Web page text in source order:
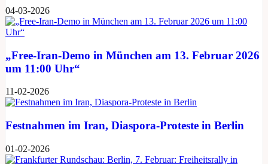
04-03-2026
„Free-Iran-Demo in München am 13. Februar 2026
um 11:00 Uhr“
11-02-2026
Festnahmen im Iran, Diaspora-Proteste in Berlin
01-02-2026